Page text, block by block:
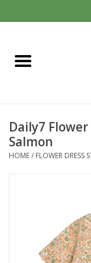
Home
Baby
Jongens
Schoenen en Tassen
Daily7
Salmon
HOME/ FLOWER DRESS